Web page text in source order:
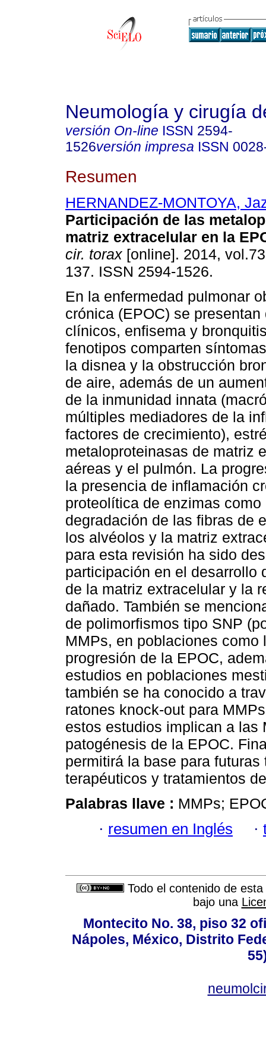
Neumología y cirugía
versión On-line ISSN 2594-
1526versión impresa ISSN
Resumen
HERNANDEZ-MONTOYA,
Participación de las
matriz extracelular en la
cir. torax [online]. 2014,
137. ISSN 2594-1526.
En la enfermedad pulmonar
crónica (EPOC) se
clínicos, enfisema y
fenotipos comparten
la disnea y la obstrucción
de aire, además de un
de la inmunidad innata
múltiples mediadores de la
factores de crecimiento),
metaloproteinasas de matriz
aéreas y el pulmón. La
la presencia de inflamación
proteolítica de enzimas
degradación de las fibras de
los alvéolos y la matriz
para esta revisión ha sido
participación en el desarrollo
de la matriz extracelular y la
dañado. También se
de polimorfismos tipo SNP
MMPs, en poblaciones
progresión de la EPOC,
estudios en poblaciones
también se ha conocido a
ratones knock-out para
estos estudios implican a las
patogénesis de la EPOC.
permitirá la base para
terapéuticos y tratamientos
Palabras llave : MMPs;
· resumen en Inglés ·
Todo el contenido de
bajo una
Montecito No. 38, piso 32
Nápoles, México, Distrito